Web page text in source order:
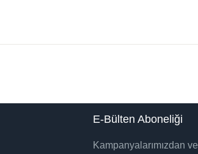
E-Bülten Aboneliği
Kampanyalarımızdan ve